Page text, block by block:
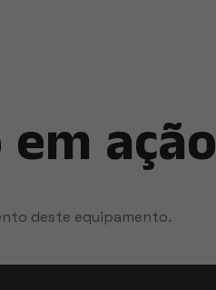
ação
deste equipamento.